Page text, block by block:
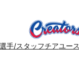
手/スタッフチアユー